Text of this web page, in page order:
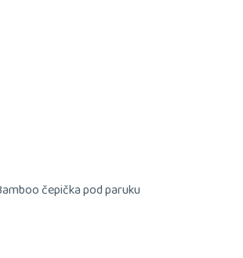
čepička pod paruku